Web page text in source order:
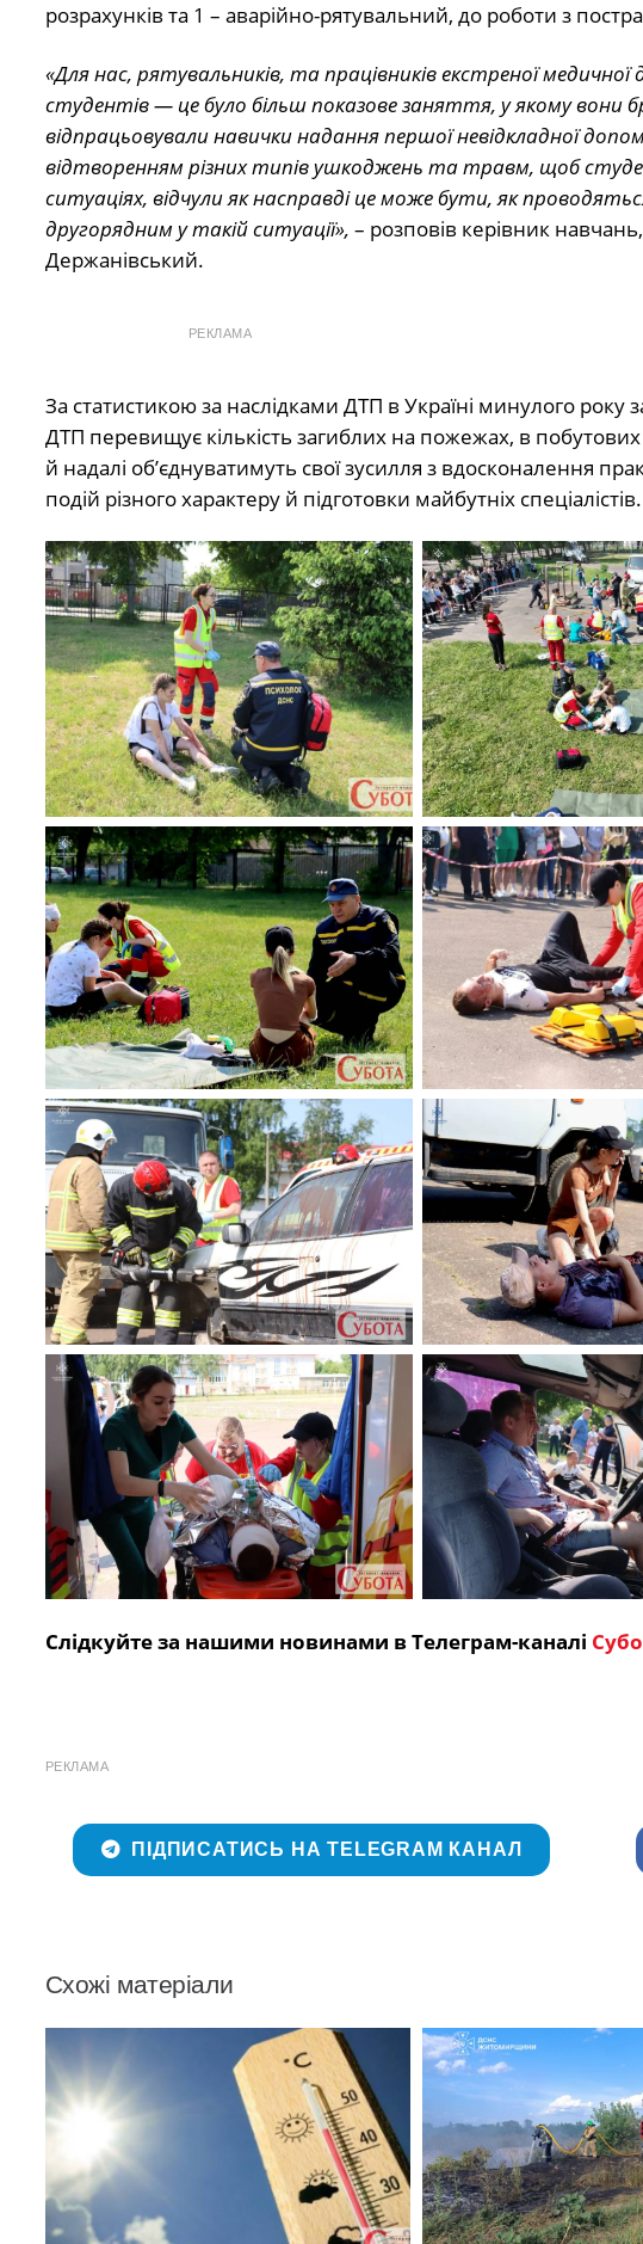
розрахунків та 1 – аварійно-рятувальний, до роботи з
«Для нас, рятувальників, та працівників екстреної
студентів — це було більш показове заняття, у якому вони
відпрацьовували навички надання першої невідкладної
відтворенням різних типів ушкоджень та травм, щоб
ситуаціях, відчули як насправді це може бути, як
другорядним у такій ситуації», – розповів керівник
Держанівський.
РЕКЛАМА
За статистикою за наслідками ДТП в Україні минулого року
ДТП перевищує кількість загиблих на пожежах, в
й надалі об’єднуватимуть свої зусилля з вдосконалення
подій різного характеру й підготовки майбутніх спеціалістів.
Слідкуйте за нашими новинами в Телеграм-каналі
РЕКЛАМА
ПІДПИСАТИСЬ НА TELEGRAM КАНАЛ
Схожі матеріали